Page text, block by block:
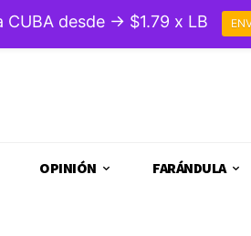
OPINIÓN FARÁNDULA
CUBA desde → $1.79 x LB